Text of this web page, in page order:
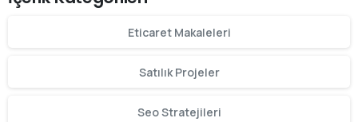
Eticaret Makaleleri
Satılık Projeler
Seo Stratejileri